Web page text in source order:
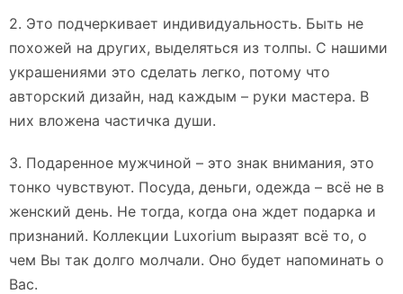
2. Это подчеркивает индивидуальность. Быть не
похожей на других, выделяться из толпы. С нашими
украшениями это сделать легко, потому что
авторский дизайн, над каждым – руки мастера. В
них вложена частичка души.
3. Подаренное мужчиной – это знак внимания, это
тонко чувствуют. Посуда, деньги, одежда – всё не в
женский день. Не тогда, когда она ждет подарка и
признаний. Коллекции Luxorium выразят всё то, о
чем Вы так долго молчали. Оно будет напоминать о
Вас.